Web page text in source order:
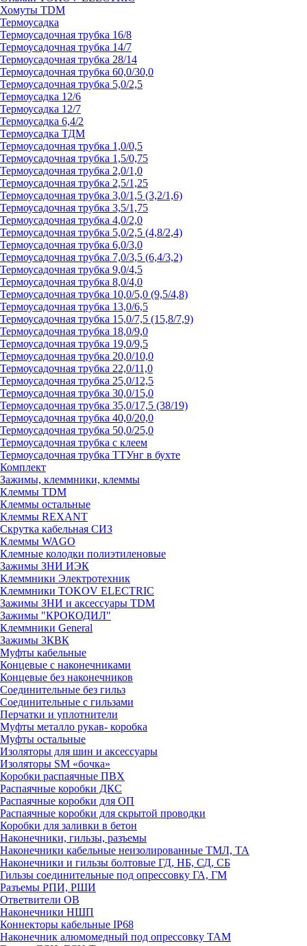
Хомуты TDM
Термоусадка
Термоусадочная трубка 16/8
Термоусадочная трубка 14/7
Термоусадочная трубка 28/14
Термоусадочная трубка 60,0/30,0
Термоусадочная трубка 5,0/2,5
Термоусадка 12/6
Термоусадка 12/7
Термоусадка 6,4/2
Термоусадка ТДМ
Термоусадочная трубка 1,0/0,5
Термоусадочная трубка 1,5/0,75
Термоусадочная трубка 2,0/1,0
Термоусадочная трубка 2,5/1,25
Термоусадочная трубка 3,0/1,5 (3,2/1,6)
Термоусадочная трубка 3,5/1,75
Термоусадочная трубка 4,0/2,0
Термоусадочная трубка 5,0/2,5 (4,8/2,4)
Термоусадочная трубка 6,0/3,0
Термоусадочная трубка 7,0/3,5 (6,4/3,2)
Термоусадочная трубка 9,0/4,5
Термоусадочная трубка 8,0/4,0
Термоусадочная трубка 10,0/5,0 (9,5/4,8)
Термоусадочная трубка 13,0/6,5
Термоусадочная трубка 15,0/7,5 (15,8/7,9)
Термоусадочная трубка 18,0/9,0
Термоусадочная трубка 19,0/9,5
Термоусадочная трубка 20,0/10,0
Термоусадочная трубка 22,0/11,0
Термоусадочная трубка 25,0/12,5
Термоусадочная трубка 30,0/15,0
Термоусадочная трубка 35,0/17,5 (38/19)
Термоусадочная трубка 40,0/20,0
Термоусадочная трубка 50,0/25,0
Термоусадочная трубка с клеем
Термоусадочная трубка ТТУнг в бухте
Комплект
Зажимы, клеммники, клеммы
Клеммы TDM
Клеммы остальные
Клеммы REXANT
Скрутка кабельная СИЗ
Клеммы WAGO
Клемные колодки полиэтиленовые
Зажимы ЗНИ ИЭК
Клеммники Электротехник
Клеммники TOKOV ELECTRIC
Зажимы ЗНИ и аксессуары TDM
Зажимы "КРОКОДИЛ"
Клеммники General
Зажимы 3КВК
Муфты кабельные
Концевые с наконечниками
Концевые без наконечников
Соединительные без гильз
Соединительные с гильзами
Перчатки и уплотнители
Муфты металло рукав- коробка
Муфты остальные
Изоляторы для шин и аксессуары
Изоляторы SM «бочка»
Коробки распаячные ПВХ
Распаячные коробки ДКС
Распаячные коробки для ОП
Распаячные коробки для скрытой проводки
Коробки для заливки в бетон
Наконечники, гильзы, разъемы
Наконечники кабельные неизолированные ТМЛ, ТА
Наконечники и гильзы болтовые ГД, НБ, СД, СБ
Гильзы соединительные под опрессовку ГА, ГМ
Разъемы РПИ, РШИ
Ответвители ОВ
Наконечники НШП
Коннекторы кабельные IP68
Наконечник алюмомедный под опрессовку ТАМ